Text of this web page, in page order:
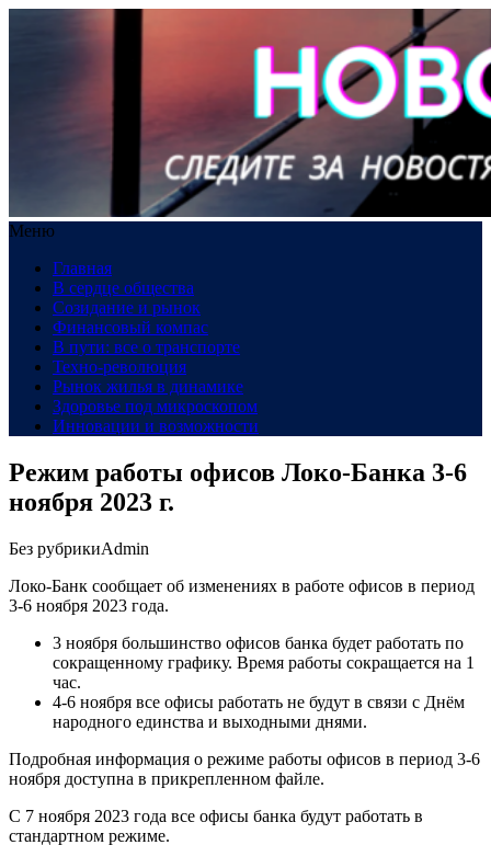
Меню
Главная
В сердце общества
Созидание и рынок
Финансовый компас
В пути: все о транспорте
Техно-революция
Рынок жилья в динамике
Здоровье под микроскопом
Инновации и возможности
Режим работы офисов Локо-Банка 3-6
ноября 2023 г.
Без рубрикиAdmin
Локо-Банк сообщает об изменениях в работе офисов в период
3-6 ноября 2023 года.
3 ноября большинство офисов банка будет работать по
сокращенному графику. Время работы сокращается на 1
час.
4-6 ноября все офисы работать не будут в связи с Днём
народного единства и выходными днями.
Подробная информация о режиме работы офисов в период 3-6
ноября доступна в прикрепленном файле.
С 7 ноября 2023 года все офисы банка будут работать в
стандартном режиме.